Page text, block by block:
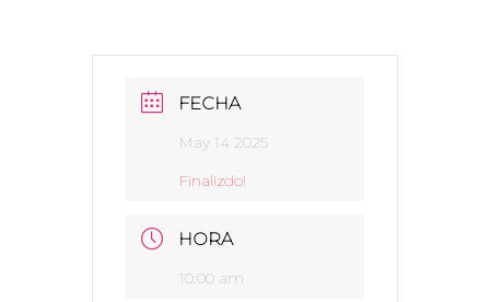
FECHA
May 14 2025
Finalizdo!
HORA
10:00 am